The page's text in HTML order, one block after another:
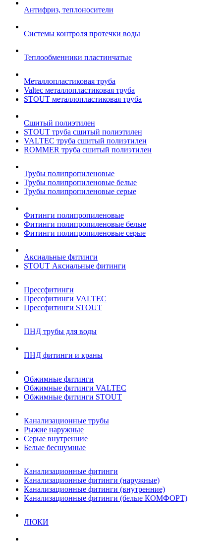
Антифриз, теплоносители
Системы контроля протечки воды
Теплообменники пластинчатые
Металлопластиковая труба
Valtec металлопластиковая труба
STOUT металлопластиковая труба
Сшитый полиэтилен
STOUT труба сшитый полиэтилен
VALTEC труба сшитый полиэтилен
ROMMER труба сшитый полиэтилен
Трубы полипропиленовые
Трубы полипропиленовые белые
Трубы полипропиленовые серые
Фитинги полипропиленовые
Фитинги полипропиленовые белые
Фитинги полипропиленовые серые
Аксиальные фитинги
STOUT Аксиальные фитинги
Прессфитинги
Прессфитинги VALTEC
Прессфитинги STOUT
ПНД трубы для воды
ПНД фитинги и краны
Обжимные фитинги
Обжимные фитинги VALTEC
Обжимные фитинги STOUT
Канализационные трубы
Рыжие наружные
Серые внутренние
Белые бесшумные
Канализационные фитинги
Канализационные фитинги (наружные)
Канализационные фитинги (внутренние)
Канализационные фитинги (белые КОМФОРТ)
ЛЮКИ